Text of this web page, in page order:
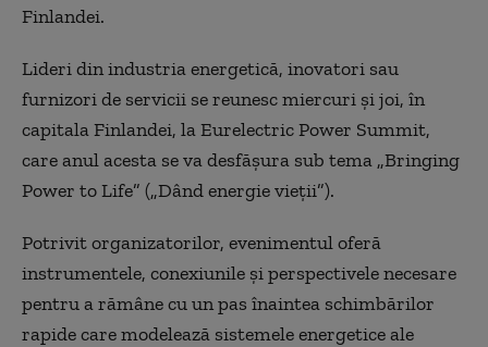
Finlandei.
Lideri din industria energetică, inovatori sau
furnizori de servicii se reunesc miercuri şi joi, în
capitala Finlandei, la Eurelectric Power Summit,
care anul acesta se va desfăşura sub tema „Bringing
Power to Life” („Dând energie vieţii”).
Potrivit organizatorilor, evenimentul oferă
instrumentele, conexiunile şi perspectivele necesare
pentru a rămâne cu un pas înaintea schimbărilor
rapide care modelează sistemele energetice ale